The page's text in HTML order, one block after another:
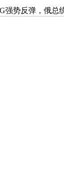
势反弹，俄总